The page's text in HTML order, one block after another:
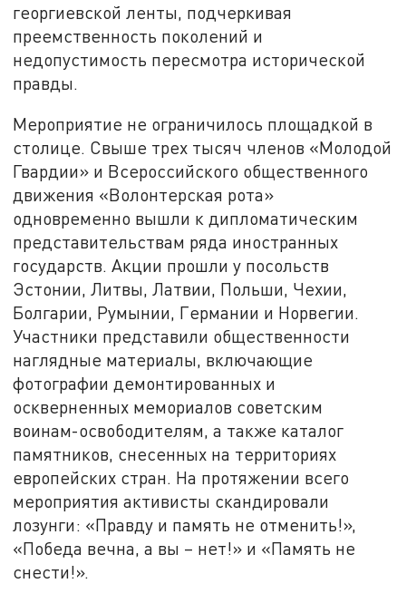
георгиевской ленты, подчеркивая
преемственность поколений и
недопустимость пересмотра исторической
правды.
Мероприятие не ограничилось площадкой в
столице. Свыше трех тысяч членов «Молодой
Гвардии» и Всероссийского общественного
движения «Волонтерская рота»
одновременно вышли к дипломатическим
представительствам ряда иностранных
государств. Акции прошли у посольств
Эстонии, Литвы, Латвии, Польши, Чехии,
Болгарии, Румынии, Германии и Норвегии.
Участники представили общественности
наглядные материалы, включающие
фотографии демонтированных и
оскверненных мемориалов советским
воинам-освободителям, а также каталог
памятников, снесенных на территориях
европейских стран. На протяжении всего
мероприятия активисты скандировали
лозунги: «Правду и память не отменить!»,
«Победа вечна, а вы – нет!» и «Память не
снести!».